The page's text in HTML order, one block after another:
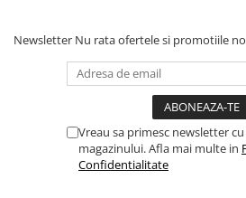
Newsletter Nu rata ofertele si promotiile
Vreau sa primesc newsletter
magazinului. Afla mai multe in
Confidentialitate